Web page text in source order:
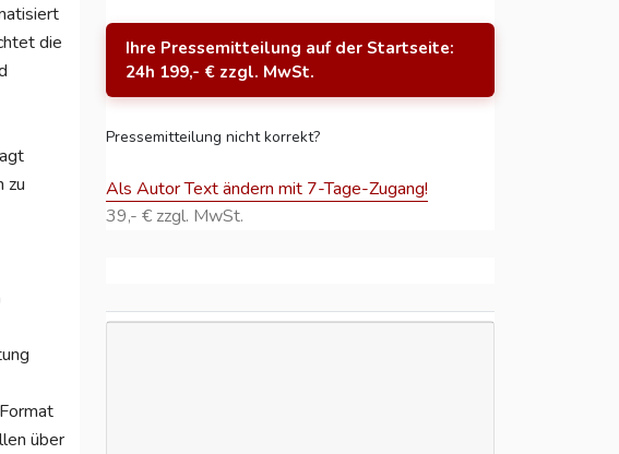
die
zu
über
Ihre Pressemitteilung auf der Startseite:
24h 199,- € zzgl. MwSt.
Pressemitteilung nicht korrekt?
Als Autor Text ändern mit 7-Tage-Zugang!
39,- € zzgl. MwSt.